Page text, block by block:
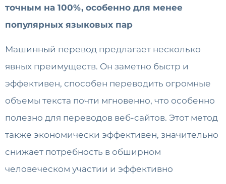
точным на 100%, особенно для менее
популярных языковых пар
Машинный перевод предлагает несколько
явных преимуществ. Он заметно быстр и
эффективен, способен переводить огромные
объемы текста почти мгновенно, что особенно
полезно для переводов веб-сайтов. Этот метод
также экономически эффективен, значительно
снижает потребность в обширном
человеческом участии и эффективно